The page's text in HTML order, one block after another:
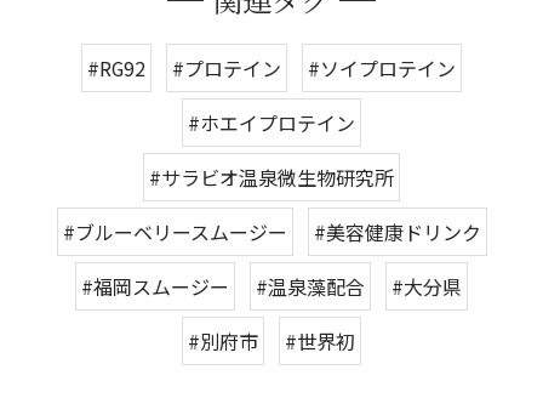
#RG92 #プロテイン
#ソイプロテイン
#ホエイプロテイン
#サラビオ温泉微生物研究所
#ブルーベリースムージー
#美容健康ドリンク
#福岡スムージー
#温泉藻配合
#大分県
#別府市
#世界初